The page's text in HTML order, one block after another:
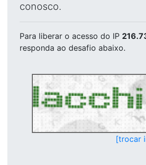
conosco.
Para liberar o acesso do IP
responda ao desafio abaixo.
[trocar